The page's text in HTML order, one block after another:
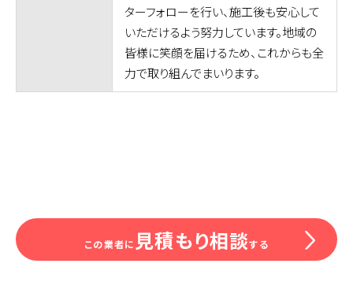
ターフォローを行い、施工後も安心して
いただけるよう努力しています。地域の
皆様に笑顔を届けるため、これからも全
力で取り組んでまいります。
この業者に 見積もり相談する